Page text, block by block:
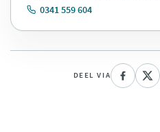
0341 559 604
DEEL VIA